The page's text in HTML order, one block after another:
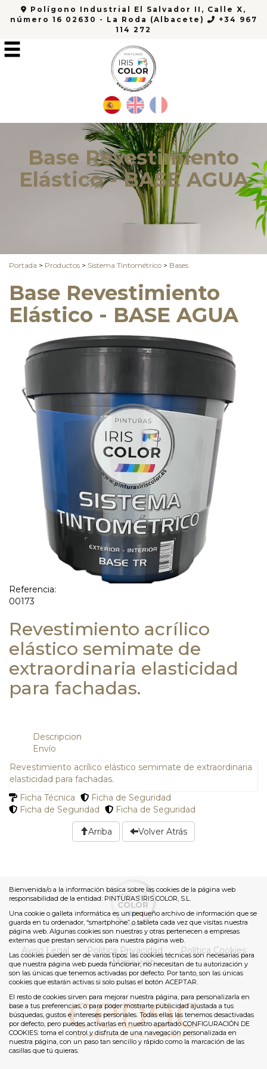
Polígono Industrial El Salvador II, Calle X,
número 16 02630 - La Roda (Albacete)
+34 967
114 272
Base Revestimiento
Elástico - BASE AGUA
Portada > Productos > Sistema Tintométrico > Bases
Base Revestimiento
Elástico - BASE AGUA
Referencia:
00173
Revestimiento acrílico
elástico semimate de
extraordinaria elasticidad
para fachadas.
Descripcion
Envío
Revestimiento acrílico elástico semimate de extraordinaria
elasticidad para fachadas.
Ficha Técnica
Ficha de Seguridad
Ficha de Seguridad
Ficha de Seguridad
Arriba Volver Atrás
Aviso Legal Política Privacidad
Política Cookies
Mapa web
Bienvenida/o a la información básica sobre las cookies de la página web
responsabilidad de la entidad: PINTURAS IRIS COLOR, S.L.
Una cookie o galleta informática es un pequeño archivo de información que se
guarda en tu ordenador, “smartphone” o tableta cada vez que visitas nuestra
página web. Algunas cookies son nuestras y otras pertenecen a empresas
externas que prestan servicios para nuestra página web.
Las cookies pueden ser de varios tipos: las cookies técnicas son necesarias para
que nuestra página web pueda funcionar, no necesitan de tu autorización y
son las únicas que tenemos activadas por defecto. Por tanto, son las únicas
cookies que estarán activas si solo pulsas el botón ACEPTAR.
El resto de cookies sirven para mejorar nuestra página, para personalizarla en
base a tus preferencias, o para poder mostrarte publicidad ajustada a tus
búsquedas, gustos e intereses personales. Todas ellas las tenemos desactivadas
por defecto, pero puedes activarlas en nuestro apartado CONFIGURACIÓN DE
COOKIES: toma el control y disfruta de una navegación personalizada en
nuestra página, con un paso tan sencillo y rápido como la marcación de las
casillas que tú quieras.